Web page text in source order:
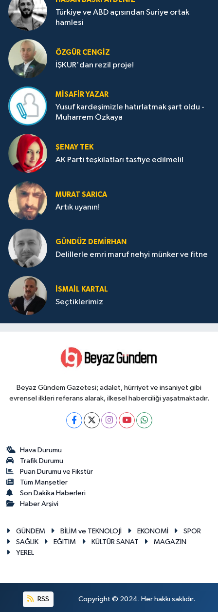
Türkiye ve ABD açısından Suriye ortak
hamlesi
ÖZGÜR CENGIZ
İŞKUR'dan rezil proje!
MISAFIR YAZAR
Yusuf kardeşimizle hatırlatmak şart oldu -
Muharrem Özkaya
ŞENAY TEK
AK Parti teşkilatları tasfiye edilmeli!
MURAT SARICA
Artık uyanın!
GÜNDÜZ DEMIRHAN
Delillerle emri maruf nehyi münker ve fitne
İSMAIL KARTAL
Seçtiklerimiz
Beyaz Gündem Gazetesi; adalet, hürriyet ve insaniyet gibi
evrensel ilkleri referans alarak, ilkesel haberciliği yaşatmaktadır.
Hava Durumu
Trafik Durumu
Puan Durumu ve Fikstür
Tüm Manşetler
Son Dakika Haberleri
Haber Arşivi
GÜNDEM BİLİM ve TEKNOLOJİ EKONOMİ
SPOR
SAĞLIK
EĞİTİM KÜLTÜR SANAT
MAGAZİN
YEREL
RSS Copyright © 2024. Her hakkı saklıdır.